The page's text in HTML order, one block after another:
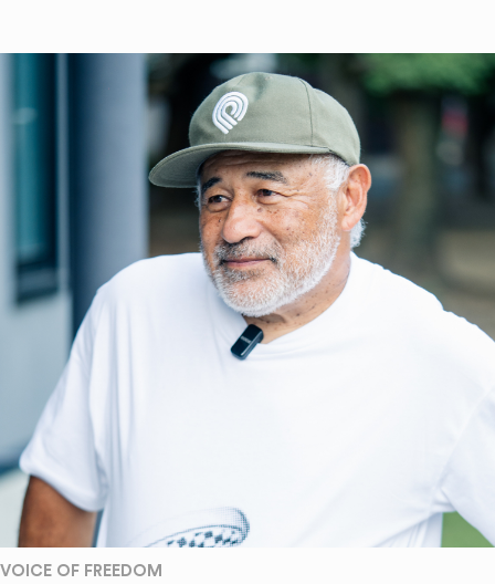
VOICE OF FREEDOM